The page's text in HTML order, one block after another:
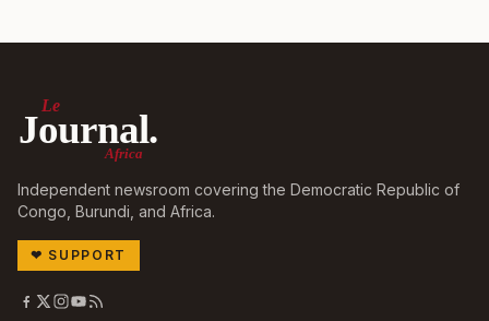
Le
Journal.
Africa
Independent newsroom covering the Democratic Republic of
Congo, Burundi, and Africa.
❤ SUPPORT